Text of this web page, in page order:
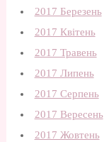
2017 Березень
2017 Квітень
2017 Травень
2017 Липень
2017 Серпень
2017 Вересень
2017 Жовтень